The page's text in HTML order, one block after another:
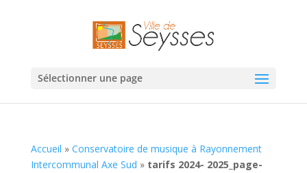
Sélectionner une page
Accueil » Conservatoire de musique à Rayonnement
Intercommunal Axe Sud » tarifs 2024- 2025_page-